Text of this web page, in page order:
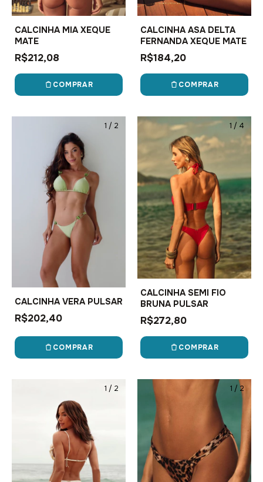
CALCINHA MIA XEQUE
MATE
R$212,08
COMPRAR
CALCINHA ASA DELTA
FERNANDA XEQUE MATE
R$184,20
COMPRAR
1 / 2
CALCINHA VERA PULSAR
R$202,40
COMPRAR
1 / 4
CALCINHA SEMI FIO
BRUNA PULSAR
R$272,80
COMPRAR
1 / 2 1 / 2